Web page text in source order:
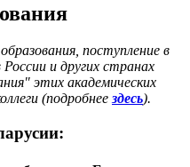
поступление в
России и других странах
этих академических
(подробнеездесь).